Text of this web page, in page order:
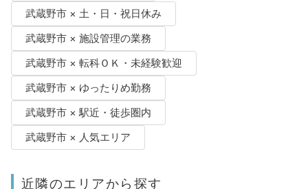
武蔵野市 × 土・日・祝日休み
武蔵野市 × 施設管理の業務
武蔵野市 × 転科ＯＫ・未経験歓迎
武蔵野市 × ゆったりめ勤務
武蔵野市 × 駅近・徒歩圏内
武蔵野市 × 人気エリア
近隣のエリアから探す